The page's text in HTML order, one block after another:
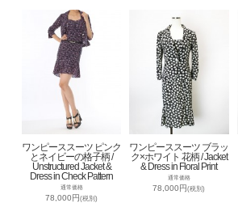
ワンピーススーツ ピンク
とネイビーの格子柄 /
Unstructured Jacket &
Dress in Check Pattern
通常価格
78,000円(税別)
ワンピーススーツ ブラッ
ク×ホワイト 花柄 / Jacket
& Dress in Floral Print
通常価格
78,000円(税別)